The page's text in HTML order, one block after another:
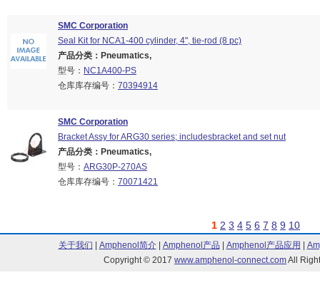
SMC Corporation
Seal Kit for NCA1-400 cylinder, 4", tie-rod (8 pc)
产品分类：Pneumatics,
型号： NC1A400-PS
仓库库存编号： 70394914
SMC Corporation
Bracket Assy for ARG30 series; includesbracket and set nut
产品分类：Pneumatics,
型号： ARG30P-270AS
仓库库存编号： 70071421
1 2 3 4 5 6 7 8 9 10
关于我们 Amphenol简介| Amphenol产品 Amphenol产品应用
Copyright © 2017 www.amphenol-connect.comAll